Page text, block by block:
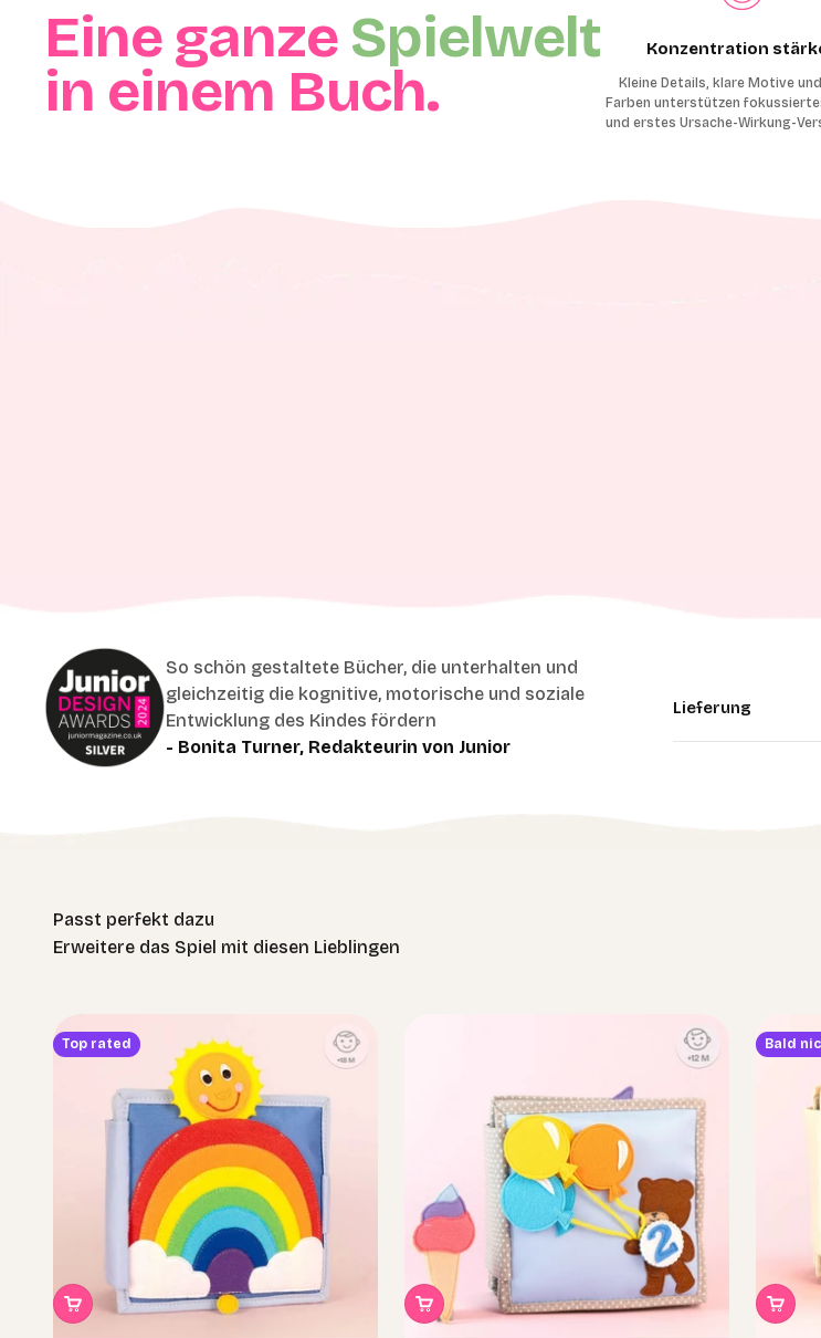
Eine ganze Spielwelt
in einem Buch.
Konzentration
Kleine Details, klare Motive
Farben unterstützen
und erstes Ursache-Wirkung-
So schön gestaltete Bücher, die unterhalten und
gleichzeitig die kognitive, motorische und soziale
Entwicklung des Kindes fördern
- Bonita Turner, Redakteurin von Junior
Lieferung
Erweitere das Spiel mit diesen Lieblingen
Top rated Bald